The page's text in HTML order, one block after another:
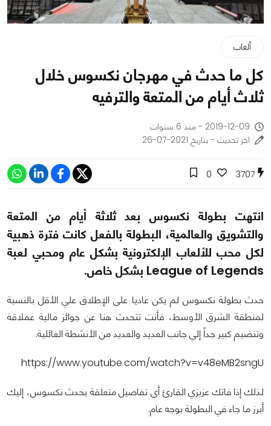
ألعاب
كل ما حدث في مهرجان نكسوس خلال
ثلاث أيام من المتعة والترفيه
2019-12-09 - منذ 6 سنوات
اخر تحديث - بتاريخ 2021-07-26
3707
0
انتهت بطولة نكسوس بعد ثلاثة أيام من المتعة
والتشويق والعالمية، البطولة بالفعل كانت فترة ذهبية
لكل محب للألعاب الإلكترونية بشكل عام ومحبي لعبة
League of Legends بشكل خاص.
حدث بطولة نكسوس لم يكن عاديا على الإطلاق علي الأقل بالنسبة
لمنطقة الشرق الأوسط، فأنت تتحدث هنا عن جوائز مالية عملاقة
وتنضيم كبير جداً إلي جانب العديد والعديد من الأنشطة العائلية.
https://www.youtube.com/watch?v=v48eMB2sngU
لذلك إذا فاتك عزيزي القارئ أى تفاصيل متعلقة بحدث نكسوس، إليك
أبرز ما جاء في البطولة بوجه عام.